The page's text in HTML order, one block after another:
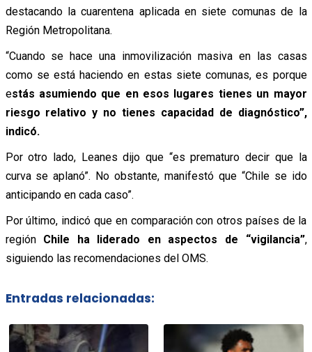
destacando la cuarentena aplicada en siete comunas de la
Región Metropolitana.
“Cuando se hace una inmovilización masiva en las casas
como se está haciendo en estas siete comunas, es porque
estás asumiendo que en esos lugares tienes un mayor
riesgo relativo y no tienes capacidad de diagnóstico”,
indicó.
Por otro lado, Leanes dijo que “es prematuro decir que la
curva se aplanó”. No obstante, manifestó que “Chile se ido
anticipando en cada caso”.
Por último, indicó que en comparación con otros países de la
regiónChile ha liderado en aspectos de “vigilancia”,
siguiendo las recomendaciones del OMS.
Entradas relacionadas: